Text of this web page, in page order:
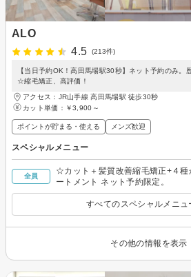
ALO
4.5
(213件)
【当日予約OK！高田馬場駅30秒】ネット予約のみ。
☆縮毛矯正、高評価！
アクセス：JR山手線 高田馬場駅 徒歩30秒
カット単価： ￥3,900～
ポイントが貯まる・使える メンズ歓迎
スペシャルメニュー
全員
☆カット＋髪質改善縮毛矯正+４種
ートメント ネット予約限定。
すべてのスペシャルメニュ
その他の情報を表示